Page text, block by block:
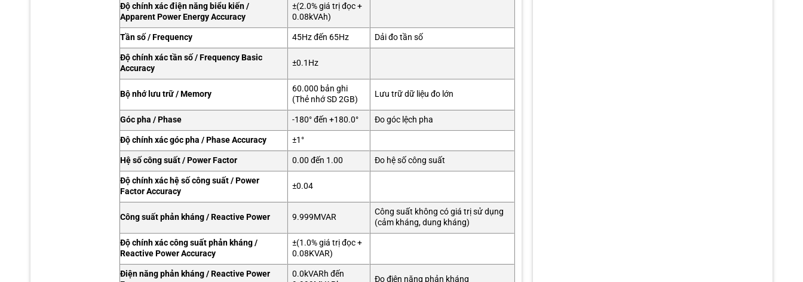
Độ chính xác điện năng biểu kiến /
Apparent Power Energy Accuracy
±(2.0% giá trị đọc +
0.08kVAh)
Tần số / Frequency
45Hz đến 65Hz
Dải đo tần số
Độ chính xác tần số / Frequency Basic
Accuracy
±0.1Hz
Bộ nhớ lưu trữ / Memory
60.000 bản ghi
(Thẻ nhớ SD 2GB)
Lưu trữ dữ liệu đo lớn
Góc pha / Phase -180° đến +180.0°
Đo góc lệch pha
Độ chính xác góc pha / Phase Accuracy
±1°
Hệ số công suất / Power Factor
0.00 đến 1.00
Đo hệ số công suất
Độ chính xác hệ số công suất / Power
Factor Accuracy
±0.04
Công suất phản kháng / Reactive Power 9.999MVAR
Công suất không có giá trị sử dụng
(cảm kháng, dung kháng)
Độ chính xác công suất phản kháng /
Reactive Power Accuracy
±(1.0% giá trị đọc +
0.08KVAR)
Điện năng phản kháng / Reactive Power
0.0kVARh đến
Đo điện năng phản kháng